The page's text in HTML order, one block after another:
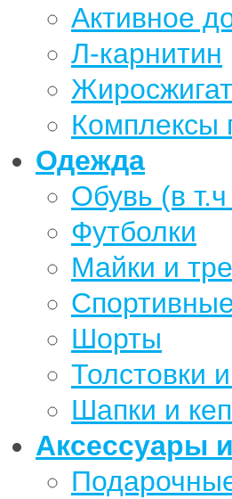
Активное
Л-карнитин
Комплексы
Одежда
Обувь (в
Футболки
Майки и
Шорты
Толстовки
Шапки и
Аксессуары